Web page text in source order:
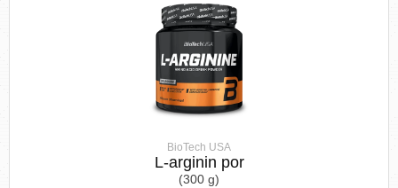
negatív tünetet tapasztal, mérlegelje a dózis
csökkentését vagy a szedés felfüggesztését és egy
megbízható egészségügyi szakemberrel való
Az átlagos napi fehérje szükségletünk testsúly
kilógrammonként 0.8 gramm.
FAO/WHO/UNO szerinti aminosav
(mg/testsúly kg/nap)
BioTech USA
L-arginin por
(300 g)